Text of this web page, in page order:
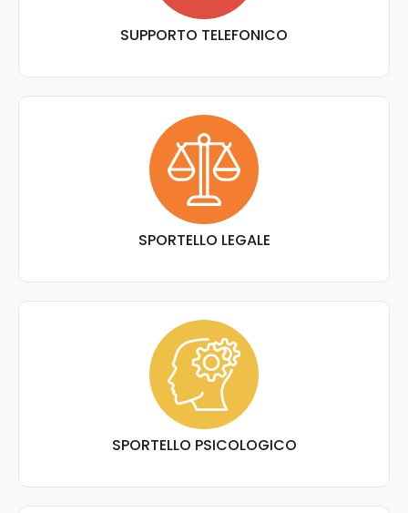
SUPPORTO TELEFONICO
SPORTELLO LEGALE
SPORTELLO PSICOLOGICO